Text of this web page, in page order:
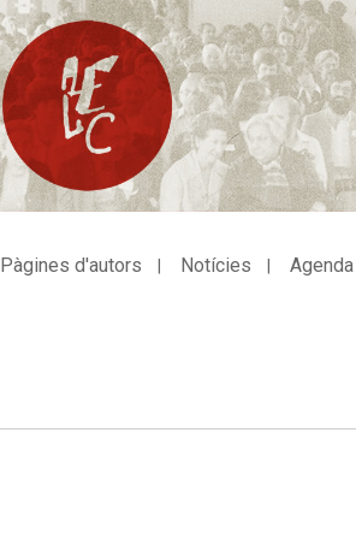
Pàgines d'autors Notícies Agenda